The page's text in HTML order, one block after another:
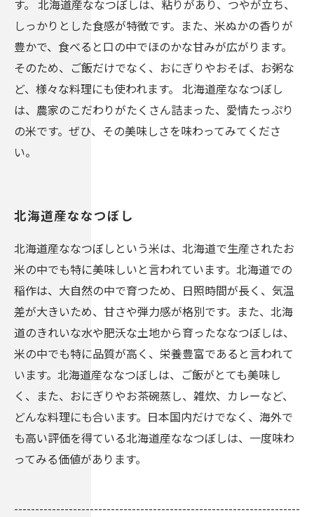
す。 北海道産ななつぼしは、粘りがあり、つやが立ち、
しっかりとした食感が特徴です。また、米ぬかの香りが
豊かで、食べると口の中でほのかな甘みが広がります。
そのため、ご飯だけでなく、おにぎりやおそば、お粥な
ど、様々な料理にも使われます。 北海道産ななつぼし
は、農家のこだわりがたくさん詰まった、愛情たっぷり
の米です。ぜひ、その美味しさを味わってみてくださ
い。
北海道産ななつぼし
北海道産ななつぼしという米は、北海道で生産されたお
米の中でも特に美味しいと言われています。北海道での
稲作は、大自然の中で育つため、日照時間が長く、気温
差が大きいため、甘さや弾力感が格別です。また、北海
道のきれいな水や肥沃な土地から育ったななつぼしは、
米の中でも特に品質が高く、栄養豊富であると言われて
います。北海道産ななつぼしは、ご飯がとても美味し
く、また、おにぎりやお茶碗蒸し、雑炊、カレーなど、
どんな料理にも合います。日本国内だけでなく、海外で
も高い評価を得ている北海道産ななつぼしは、一度味わ
ってみる価値があります。
--------------------------------------------------------------------